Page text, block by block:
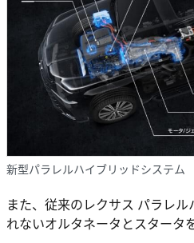
新型パラレルハイブリッドシステム
また、従来のレクサス パラレ
れないオルタネータとスタータ